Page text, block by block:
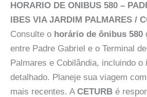
HORARIO DE ONIBUS 580 –
IBES VIA JARDIM PALMARES /
Consulte o horário de ônibus 580
entre Padre Gabriel e o Terminal
Palmares e Cobilândia, incluindo o
detalhado. Planeje sua viagem
mais recentes. A CETURB é